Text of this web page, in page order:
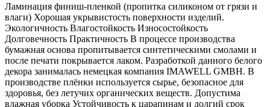
Ламинация финиш-пленкой (пропитка силиконом от грязи и
влаги) Хорошая укрывистость поверхности изделий.
Экологичность Влагостойкость Износостойкость
Долговечность Практичность В процессе производства
бумажная основа пропитывается синтетическими смолами и
после печати покрывается лаком. Разработкой данного белого
декора занималась немецкая компания IMAWELL GMBH. В
производстве плёнки используется сырье, безопасное для
здоровья, без летучих органических веществ. Допустима
влажная уборка Устойчивость к царапинам и долгий срок